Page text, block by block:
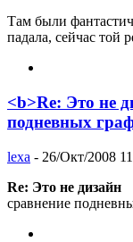
Там были
падала, сейчас той
<b>Re: Это не
подневных
lexa - 26/Окт/2008
Re: Это не дизайн
сравнение